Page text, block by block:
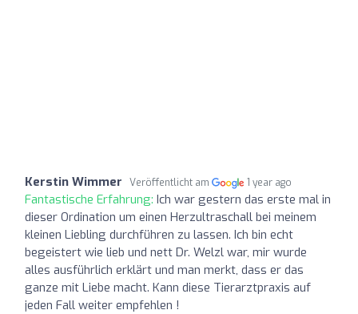
Kerstin Wimmer Veröffentlicht am 1 year ago
Fantastische Erfahrung: Ich war gestern das erste mal in
dieser Ordination um einen Herzultraschall bei meinem
kleinen Liebling durchführen zu lassen. Ich bin echt
begeistert wie lieb und nett Dr. Welzl war, mir wurde
alles ausführlich erklärt und man merkt, dass er das
ganze mit Liebe macht. Kann diese Tierarztpraxis auf
jeden Fall weiter empfehlen !